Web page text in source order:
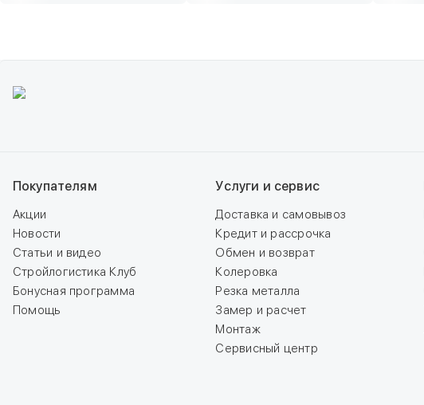
Покупателям
Акции
Новости
Статьи и видео
Стройлогистика Клуб
Бонусная программа
Помощь
Услуги и сервис
Доставка и самовывоз
Кредит и рассрочка
Обмен и возврат
Колеровка
Резка металла
Замер и расчет
Монтаж
Сервисный центр